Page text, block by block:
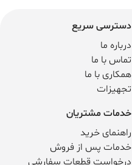
دسترسی سریع
درباره ما
تماس با ما
همکاری با ما
تجهیزات
خدمات مشتریان
راهنمای خرید
خدمات پس از فروش
درخواست قطعات سفارشی